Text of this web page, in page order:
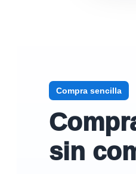
Compra sencilla
sin